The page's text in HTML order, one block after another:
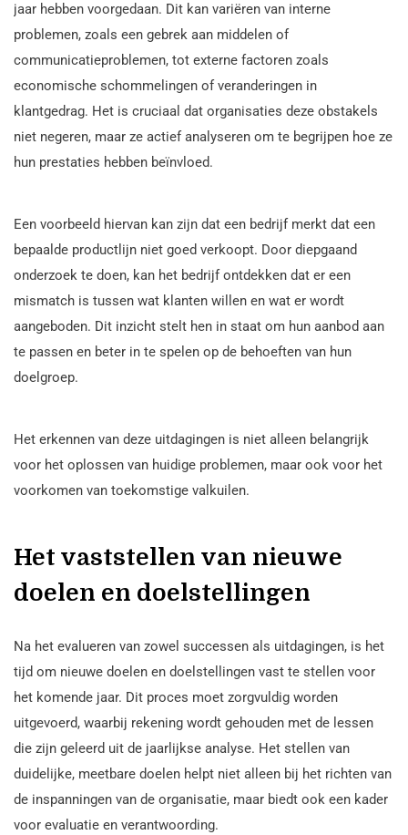
jaar hebben voorgedaan. Dit kan variëren van interne
problemen, zoals een gebrek aan middelen of
communicatieproblemen, tot externe factoren zoals
economische schommelingen of veranderingen in
klantgedrag. Het is cruciaal dat organisaties deze obstakels
niet negeren, maar ze actief analyseren om te begrijpen hoe ze
hun prestaties hebben beïnvloed.
Een voorbeeld hiervan kan zijn dat een bedrijf merkt dat een
bepaalde productlijn niet goed verkoopt. Door diepgaand
onderzoek te doen, kan het bedrijf ontdekken dat er een
mismatch is tussen wat klanten willen en wat er wordt
aangeboden. Dit inzicht stelt hen in staat om hun aanbod aan
te passen en beter in te spelen op de behoeften van hun
doelgroep.
Het erkennen van deze uitdagingen is niet alleen belangrijk
voor het oplossen van huidige problemen, maar ook voor het
voorkomen van toekomstige valkuilen.
Het vaststellen van nieuwe
doelen en doelstellingen
Na het evalueren van zowel successen als uitdagingen, is het
tijd om nieuwe doelen en doelstellingen vast te stellen voor
het komende jaar. Dit proces moet zorgvuldig worden
uitgevoerd, waarbij rekening wordt gehouden met de lessen
die zijn geleerd uit de jaarlijkse analyse. Het stellen van
duidelijke, meetbare doelen helpt niet alleen bij het richten van
de inspanningen van de organisatie, maar biedt ook een kader
voor evaluatie en verantwoording.